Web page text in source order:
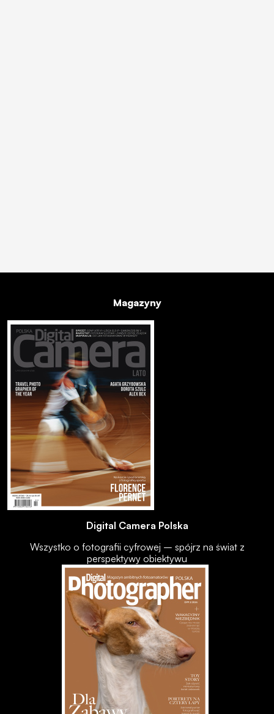
Magazyny
Digital Camera Polska
Wszystko o fotografii cyfrowej – spójrz na świat z
perspektywy obiektywu